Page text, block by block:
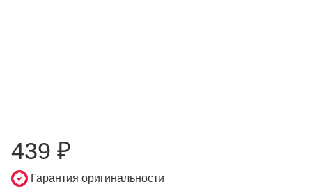
439 ₽
Гарантия оригинальности